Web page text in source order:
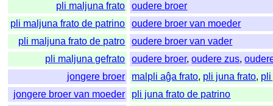
pli maljuna frato
oudere broer
pli maljuna frato de patrino
oudere broer van moeder
pli maljuna frato de patro
oudere broer van vader
pli maljuna gefrato
oudere broer,oudere zus,
jongere broer
malpli aĝa frato, pli juna frato, pli
jongere broer van moeder
pli juna frato de patrino